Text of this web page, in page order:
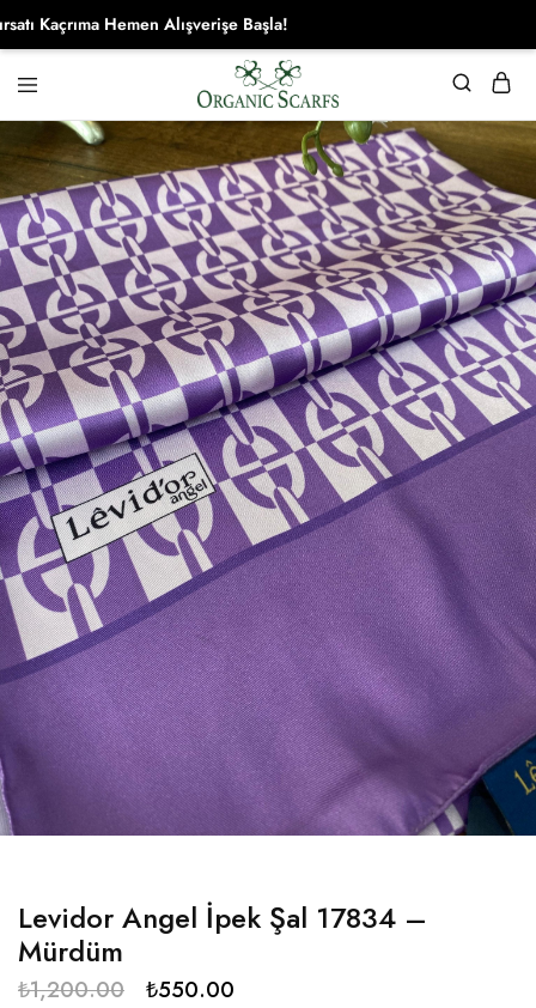
Organikscarf
Levidor Angel İpek Şal 17834 –
Mürdüm
₺1,200.00 ₺550.00
Hemen Alışverişe Başla!